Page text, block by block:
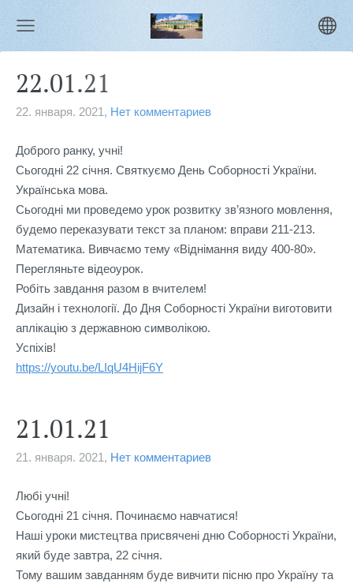
22.01.21
22. января. 2021, Нет комментариев
Доброго ранку, учні!
Сьогодні 22 січня. Святкуємо День Соборності України.
Українська мова.
Сьогодні ми проведемо урок розвитку зв’язного мовлення,
будемо переказувати текст за планом: вправи 211-213.
Математика. Вивчаємо тему «Віднімання виду 400-80».
Перегляньте відеоурок.
Робіть завдання разом в вчителем!
Дизайн і технології. До Дня Соборності України виготовити
аплікацію з державною символікою.
Успіхів!
https://youtu.be/LIqU4HijF6Y
21.01.21
21. января. 2021, Нет комментариев
Любі учні!
Сьогодні 21 січня. Починаємо навчатися!
Наші уроки мистецтва присвячені дню Соборності України,
який буде завтра, 22 січня.
Тому вашим завданням буде вивчити пісню про Україну та